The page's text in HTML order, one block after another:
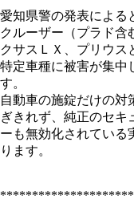
愛知県警の発表による
クルーザー（プラド含
クサスＬＸ、プリウス
特定車種に被害が集中
す。
自動車の施錠だけの対
ぎきれず、純正のセキ
ーも無効化されている
ります。